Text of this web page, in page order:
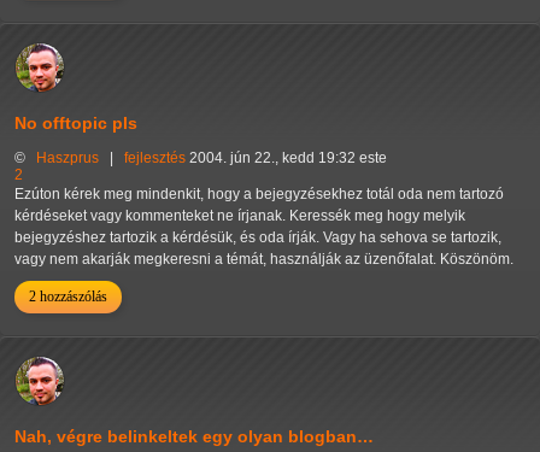
No offtopic pls
© Haszprus fejlesztés 2004. jún 22., kedd 19:32 este
2
Ezúton kérek meg mindenkit, hogy a bejegyzésekhez totál oda nem tartozó
kérdéseket vagy kommenteket ne írjanak. Keressék meg hogy melyik
bejegyzéshez tartozik a kérdésük, és oda írják. Vagy ha sehova se tartozik,
vagy nem akarják megkeresni a témát, használják az üzenőfalat. Köszönöm.
2 hozzászólás
Nah, végre belinkeltek egy olyan blogban…